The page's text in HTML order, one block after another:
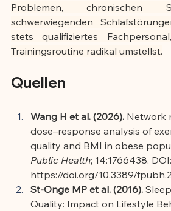
Problemen, chronischen
schwerwiegenden
stets qualifiziertes
Trainingsroutine radikal umstellst.
Quellen
Wang H et al. (2026). Network
dose–response analysis of
quality and BMI in obese
Public Health; 14:1766438. DOI:
https://doi.org/10.3389/
St-Onge MP et al. (2016).
Quality: Impact on Lifestyle